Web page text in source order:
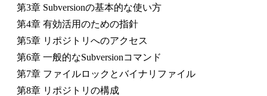
第3章 Subversionの基本的な使い方
第4章 有効活用のための指針
第5章 リポジトリへのアクセス
第6章 一般的なSubversionコマンド
第7章 ファイルロックとバイナリファイル
第8章 リポジトリの構成